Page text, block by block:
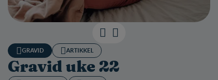
GRAVID ARTIKKEL
Gravid uke 22